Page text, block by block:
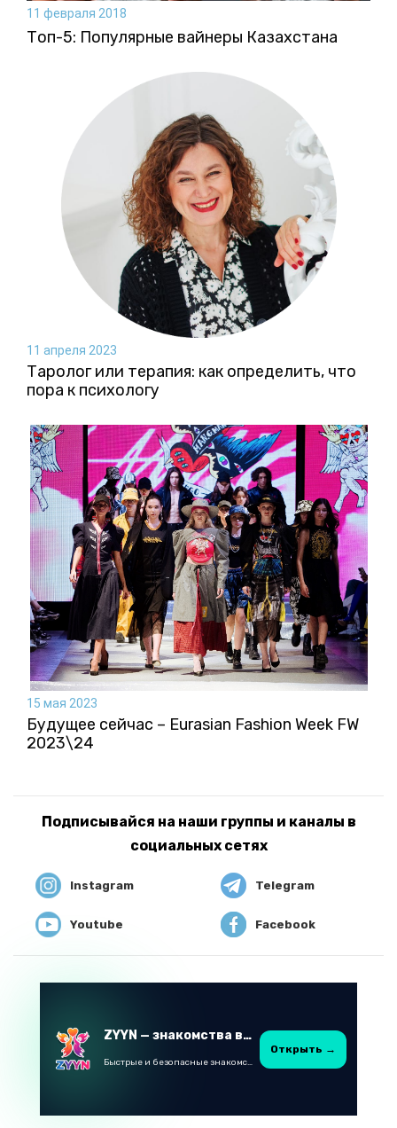
11 февраля 2018
Топ-5: Популярные вайнеры Казахстана
11 апреля 2023
Таролог или терапия: как определить, что
пора к психологу
15 мая 2023
Будущее сейчас – Eurasian Fashion Week FW
2023\24
Подписывайся на наши группы и каналы в
социальных сетях
Instagram Telegram
Youtube Facebook
ZYYN — знакомства в Казахстане
Быстрые и безопасные знакомства в Telegram
Открыть →